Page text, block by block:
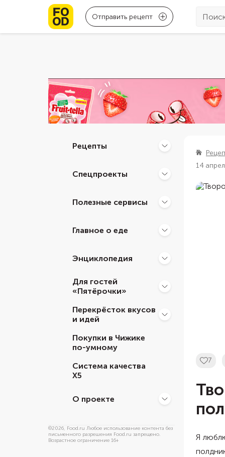
Отправить рецепт
Рецепты
Спецпроекты
Полезные сервисы
Главное о еде
Энциклопедия
Для гостей
«Пятёрочки»
Перекрёсток вкусов
и идей
Покупки в Чижике
по-умному
Система качества
Х5
О проекте
©2026, Food.ru Любое использование контента без
письменного разрешения Food.ru запрещено.
Возрастное ограничение 16+
14
7
Я